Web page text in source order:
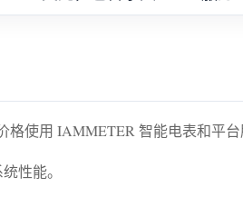
格使用 IAMMETER 智能电表和平台
性能。